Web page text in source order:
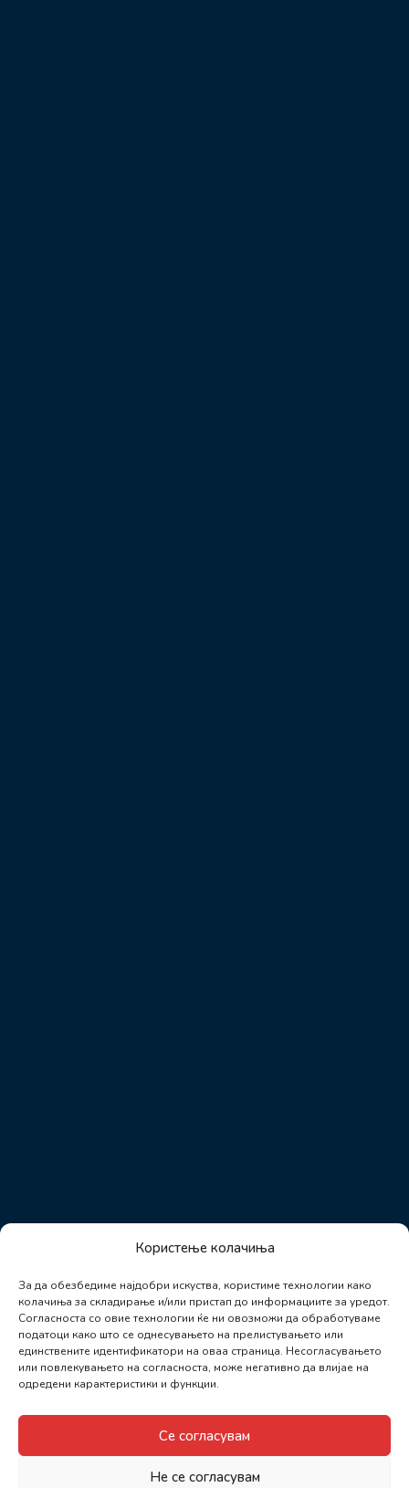
Користење колачиња
За да обезбедиме најдобри искуства, користиме технологии како
колачиња за складирање и/или пристап до информациите за уредот.
Согласноста со овие технологии ќе ни овозможи да обработуваме
податоци како што се однесувањето на прелистувањето или
единствените идентификатори на оваа страница. Несогласувањето
или повлекувањето на согласноста, може негативно да влијае на
одредени карактеристики и функции.
Се согласувам
Не се согласувам